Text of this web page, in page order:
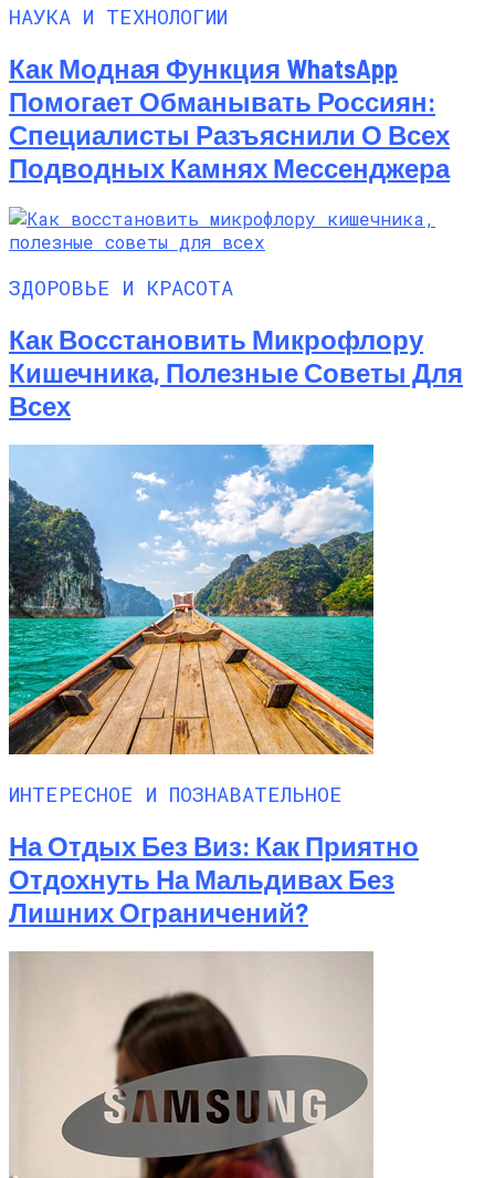
НАУКА И ТЕХНОЛОГИИ
Как Модная Функция WhatsApp
Помогает Обманывать Россиян:
Специалисты Разъяснили О Всех
Подводных Камнях Мессенджера
ЗДОРОВЬЕ И КРАСОТА
Как Восстановить Микрофлору
Кишечника, Полезные Советы Для
Всех
ИНТЕРЕСНОЕ И ПОЗНАВАТЕЛЬНОЕ
На Отдых Без Виз: Как Приятно
Отдохнуть На Мальдивах Без
Лишних Ограничений?